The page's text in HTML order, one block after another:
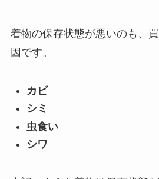
着物の保存状態が悪いのも、
因です。
カビ
シミ
虫食い
シワ